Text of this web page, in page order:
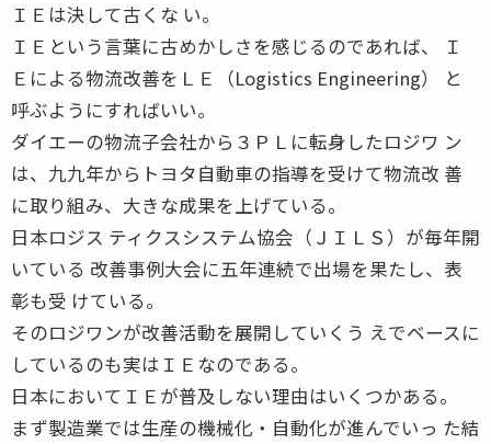
ＩＥは決して古くな い。
ＩＥという言葉に古めかしさを感じるのであれば、 Ｉ
Ｅによる物流改善をＬＥ（Logistics Engineering） と
呼ぶようにすればいい。
ダイエーの物流子会社から３ＰＬに転身したロジワ ン
は、九九年からトヨタ自動車の指導を受けて物流改 善
に取り組み、大きな成果を上げている。
日本ロジス ティクスシステム協会（ＪＩＬＳ）が毎年開
いている 改善事例大会に五年連続で出場を果たし、表
彰も受 けている。
そのロジワンが改善活動を展開していくう えでベースに
しているのも実はＩＥなのである。
日本においてＩＥが普及しない理由はいくつかある。
まず製造業では生産の機械化・自動化が進んでいっ た結